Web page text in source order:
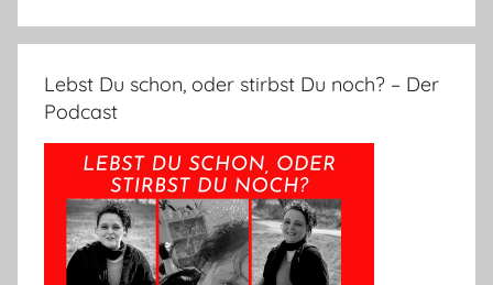
Lebst Du schon, oder stirbst Du noch? – Der
Podcast